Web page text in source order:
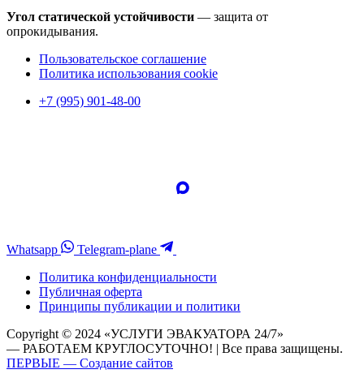
Угол статической устойчивости — защита от
опрокидывания.
Пользовательское соглашение
Политика использования cookie
+7 (995) 901-48-00
Whatsapp
Telegram-plane
Политика конфиденциальности
Публичная оферта
Принципы публикации и политики
Copyright © 2024 «УСЛУГИ ЭВАКУАТОРА 24/7»
— РАБОТАЕМ КРУГЛОСУТОЧНО! | Все права защищены.
ПЕРВЫЕ — Создание сайтов